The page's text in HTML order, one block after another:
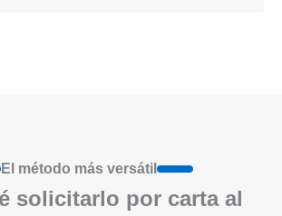
El método más versátil
solicitarlo por carta al